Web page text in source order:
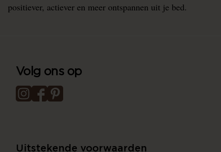
positiever, actiever en meer ontspannen uit je bed.
Volg ons op
Uitstekende voorwaarden